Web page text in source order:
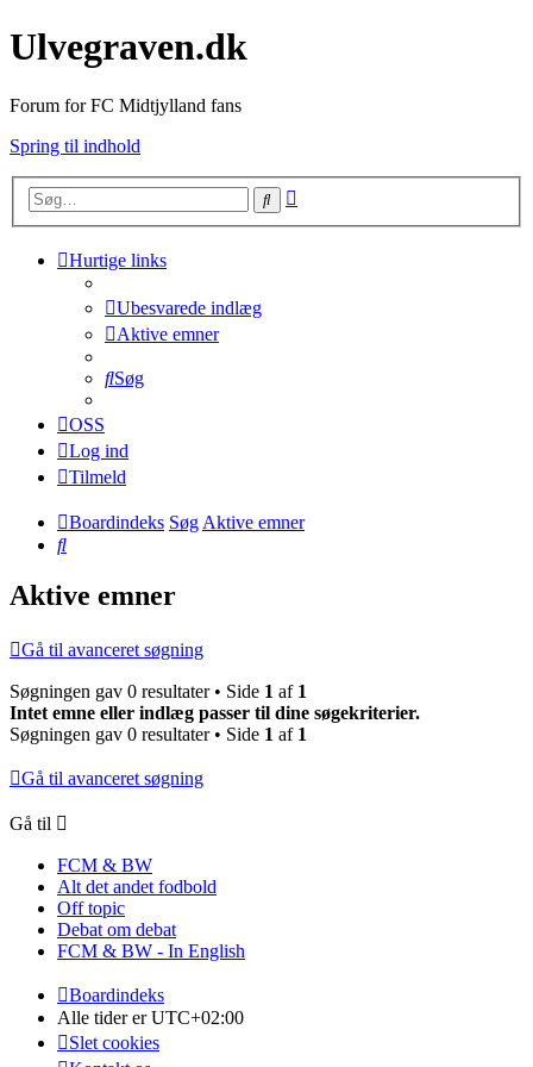
Ulvegraven.dk
Forum for FC Midtjylland fans
Spring til indhold
Søg
Hurtige links
Ubesvarede indlæg
Aktive emner
Søg
OSS
Log ind
Tilmeld
Boardindeks SøgAktive emner
Søg
Aktive emner
Gå til avanceret søgning
Søgningen gav 0 resultater • Side 1 af 1
Intet emne eller indlæg passer til dine søgekriterier.
Søgningen gav 0 resultater • Side 1 af 1
Gå til avanceret søgning
Gå til
FCM & BW
Alt det andet fodbold
Off topic
Debat om debat
FCM & BW - In English
Boardindeks
Alle tider erUTC+02:00
Slet cookies